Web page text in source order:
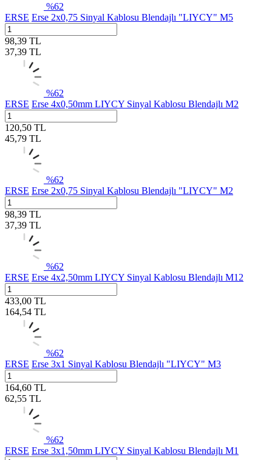
%62
ERSE Erse 2x0,75 Sinyal Kablosu Blendajlı "LIYCY" M5
98,39 TL
37,39 TL
%62
ERSE Erse 4x0,50mm LIYCY Sinyal Kablosu Blendajlı M2
120,50 TL
45,79 TL
%62
ERSE Erse 2x0,75 Sinyal Kablosu Blendajlı "LIYCY" M2
98,39 TL
37,39 TL
%62
ERSE Erse 4x2,50mm LIYCY Sinyal Kablosu Blendajlı M12
433,00 TL
164,54 TL
%62
ERSE Erse 3x1 Sinyal Kablosu Blendajlı "LIYCY" M3
164,60 TL
62,55 TL
%62
ERSE Erse 3x1,50mm LIYCY Sinyal Kablosu Blendajlı M1